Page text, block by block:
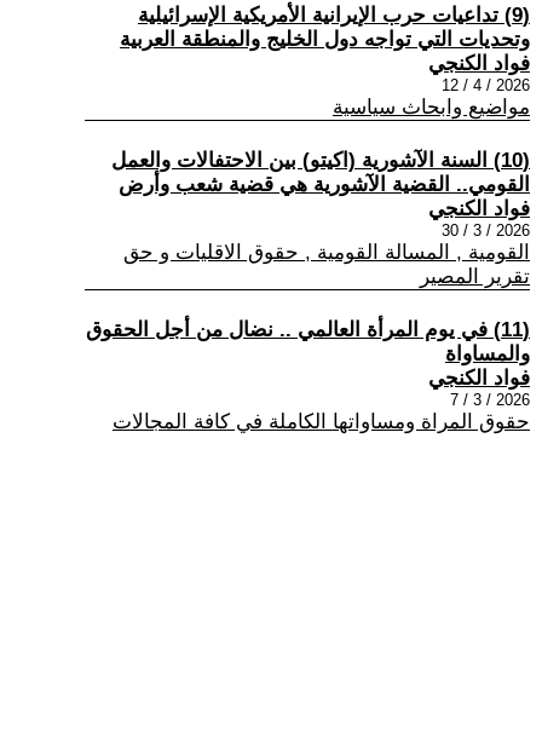
(9) تداعيات حرب الإيرانية الأمريكية الإسرائيلية
وتحديات التي تواجه دول الخليج والمنطقة العربية
فواد الكنجي
2026 / 4 / 12
مواضيع وابحاث سياسية
(10) السنة الآشورية (اكيتو) بين الاحتفالات والعمل
القومي.. القضية الآشورية هي قضية شعب وأرض
فواد الكنجي
2026 / 3 / 30
القومية , المسالة القومية , حقوق الاقليات و حق
تقرير المصير
(11) في يوم المرأة العالمي .. نضال من أجل الحقوق
والمساواة
فواد الكنجي
2026 / 3 / 7
حقوق المراة ومساواتها الكاملة في كافة المجالات